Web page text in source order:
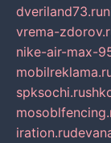
dveriland73.ru
vrema-
nike-air-max-
spksochi.ru
iration.ru